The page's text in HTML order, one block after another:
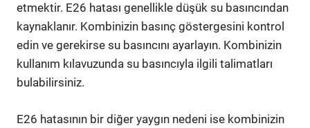
etmektir. E26 hatası genellikle düşük su basıncından
kaynaklanır. Kombinizin basınç göstergesini kontrol
edin ve gerekirse su basıncını ayarlayın. Kombinizin
kullanım kılavuzunda su basıncıyla ilgili talimatları
bulabilirsiniz.
E26 hatasının bir diğer yaygın nedeni ise kombinizin